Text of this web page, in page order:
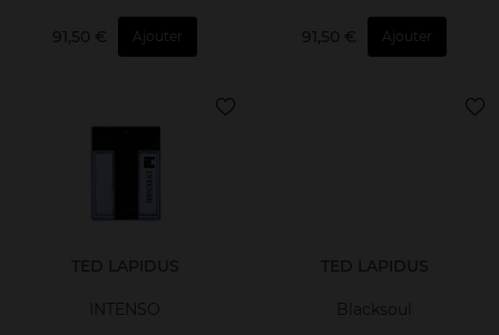
91,50 € Ajouter 91,50 € Ajouter
TED LAPIDUS
INTENSO
TED LAPIDUS
Blacksoul